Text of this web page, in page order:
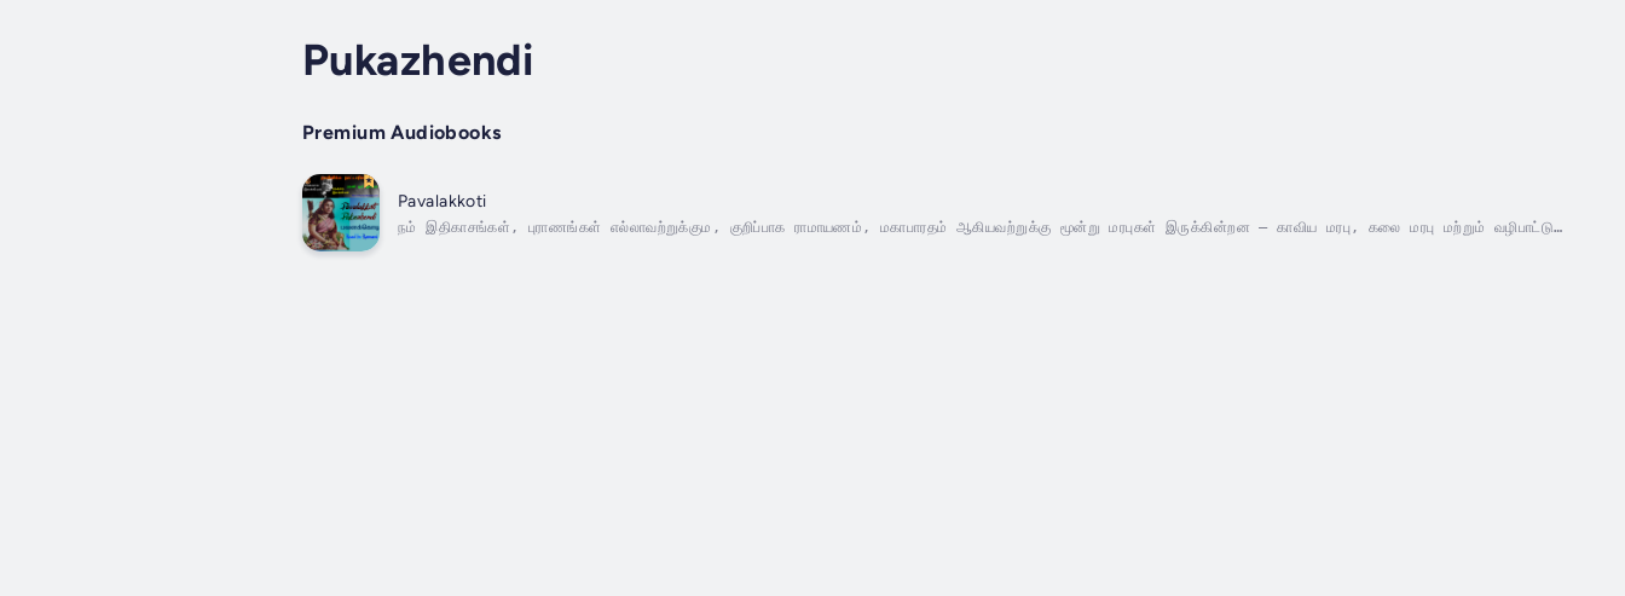
Pukazhendi
Premium Audiobooks
Pavalakkoti
நம் இதிகாசங்கள், புராணங்கள் எல்லாவற்றுக்கும, குறிப்பாக ராமாயணம், மகாபாரதம் ஆகியவற்றுக்கு மூன்று மரபுகள் இருக்கின்றன – காவிய மரபு, கலை மரபு மற்றும் வழிபாட்டு